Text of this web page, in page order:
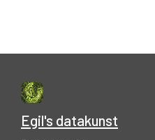
Egil's datakunst